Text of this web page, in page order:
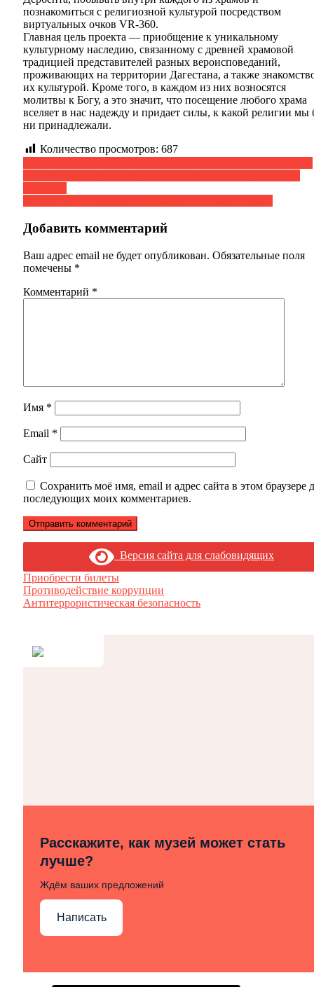
познакомиться с религиозной культурой посредством
виртуальных очков VR-360.
Главная цель проекта — приобщение к уникальному
культурному наследию, связанному с древней храмовой
традицией представителей разных вероисповеданий,
проживающих на территории Дагестана, а также
их культурой. Кроме того, в каждом из них возносятся
молитвы к Богу, а это значит, что посещение любого храма
вселяет в нас надежду и придает силы, к какой религии мы
ни принадлежали.
Количество просмотров: 687
Навигация
по
записям
Добавить комментарий
Ваш адрес email не будет опубликован. Обязательные поля
помечены *
Комментарий *
Имя *
Email *
Сайт
Сохранить моё имя, email и адрес сайта в этом браузере
последующих моих комментариев.
Версия сайта для слабовидящих
Приобрести билеты
Противодействие коррупции
Антитеррористическая безопасность
Расскажите, как музей может стать
лучше?
Ждём ваших предложений
Написать